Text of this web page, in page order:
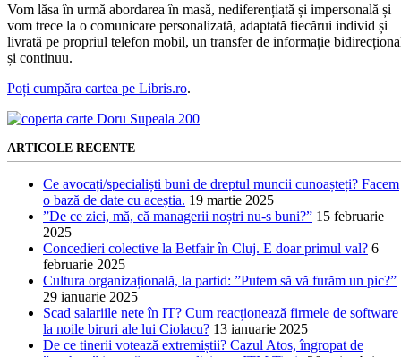
Vom lăsa în urmă abordarea în masă, nediferențiată și impersonală și
vom trece la o comunicare personalizată, adaptată fiecărui individ și
livrată pe propriul telefon mobil, un transfer de informație
și continuu.
Poți cumpăra cartea pe Libris.ro.
ARTICOLE RECENTE
Ce avocați/specialiști buni de dreptul muncii cunoașteți? Facem
o bază de date cu aceștia. 19 martie 2025
”De ce zici, mă, că managerii noștri nu-s buni?” 15 februarie
2025
Concedieri colective la Betfair în Cluj. E doar primul val? 6
februarie 2025
Cultura organizațională, la partid: ”Putem să vă furăm un pic?”
29 ianuarie 2025
Scad salariile nete în IT? Cum reacționează firmele de software
la noile biruri ale lui Ciolacu? 13 ianuarie 2025
De ce tinerii votează extremiștii? Cazul Atos, îngropat de